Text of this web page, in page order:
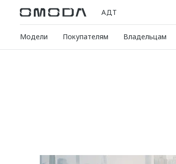
АДТ
Модели Покупателям Владельцам